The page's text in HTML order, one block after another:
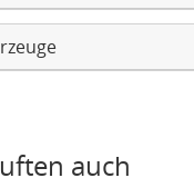
auch